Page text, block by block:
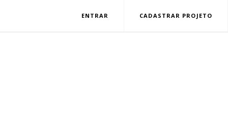
ENTRAR CADASTRAR PROJETO